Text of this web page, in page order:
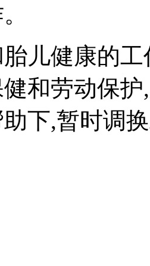
儿健康的
和劳动保
下,暂时调